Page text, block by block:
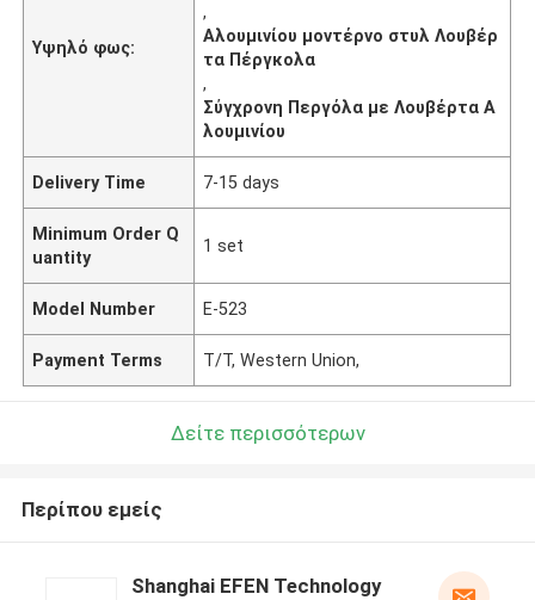
Υψηλό φως:
,
Αλουμινίου μοντέρνο στυλ Λουβέρ
τα Πέργκολα
,
Σύγχρονη Περγόλα με Λουβέρτα Α
λουμινίου
Delivery Time 7-15 days
Minimum Order Q
uantity
1 set
Model Number E-523
Payment Terms T/T, Western Union,
Δείτε περισσότερων
Περίπου εμείς
Shanghai EFEN Technology